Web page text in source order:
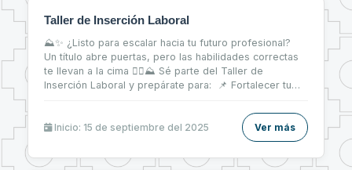
Taller de Inserción Laboral
⛰✨ ¿Listo para escalar hacia tu futuro profesional?
Un título abre puertas, pero las habilidades correctas
te llevan a la cima 🧗‍♀⛰ Sé parte del Taller de
Inserción Laboral y prepárate para: 📌 Fortalecer tu
primeros pasos firmes en el mercado laboral 💼
Inicio: 15 de septiembre del 2025
Ver más